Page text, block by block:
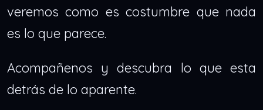
veremos como es costumbre que nada
es lo que parece.
Acompañenos y descubra lo que esta
detrás de lo aparente.